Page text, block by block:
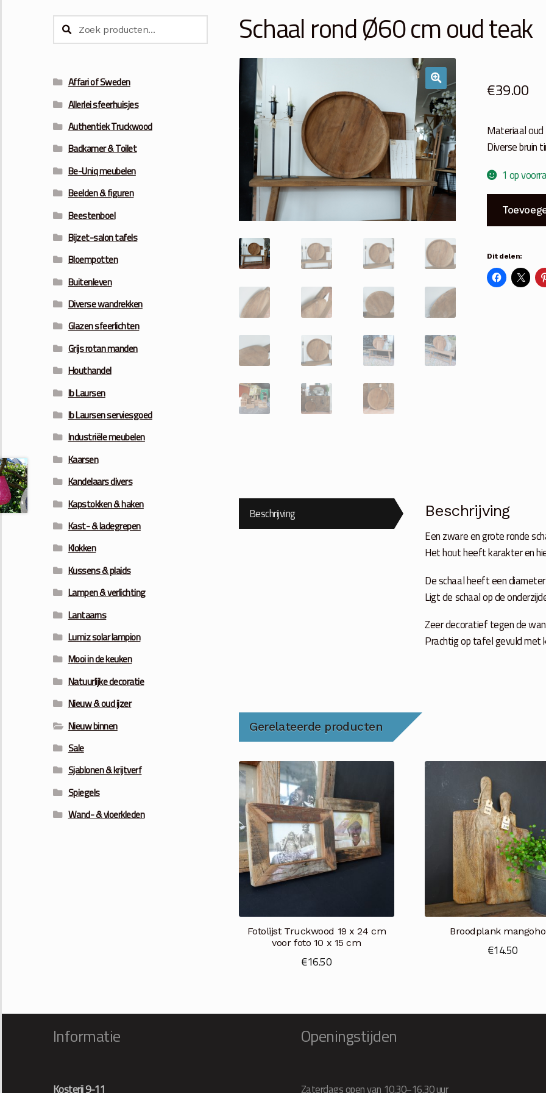
Schaal rond Ø60 cm oud teak
€39.00
Materiaal
Diverse bruin
1 op
cm
oud
teak
Dit delen:
Beschrijving Beschrijving
Een zware en grote ronde
Het hout heeft karakter en
De schaal heeft een
Ligt de schaal op de
Zeer decoratief tegen de
Prachtig op tafel gevuld met
Gerelateerde producten
Fotolijst Truckwood 19 x 24 cm
voor foto 10 x 15 cm
€16.50
Broodplank
€14.50
Zoeken
naar:Zoeken
Affari of Sweden
Allerlei sfeerhuisjes
Authentiek Truckwood
Badkamer & Toilet
Be-Uniq meubelen
Beelden & figuren
Beestenboel
Bijzet-salon tafels
Bloempotten
Buitenleven
Diverse wandrekken
Glazen sfeerlichten
Grijs rotan manden
Houthandel
Ib Laursen
Ib Laursen serviesgoed
Industriële meubelen
Kaarsen
Kandelaars divers
Kapstokken & haken
Kast- & ladegrepen
Klokken
Kussens & plaids
Lampen & verlichting
Lantaarns
Lumiz solar lampion
Mooi in de keuken
Natuurlijke decoratie
Nieuw & oud ijzer
Nieuw binnen
Sale
Sjablonen & krijtverf
Spiegels
Wand- & vloerkleden
Informatie
Kosterij 9-11
Openingstijden
Zaterdags open van 10.30–16.30 uur